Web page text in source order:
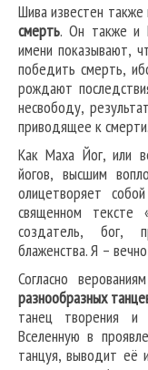
Шива известен также
смерть. Он также и
имени показывают,
победить смерть,
рождают
несвободу,
приводящее к смерти.
Как Маха Йог, или
йогов, высшим
олицетворяет
священном
создатель, бог,
блаженства. Я –
Согласно
разнообразных
танец творения и
Вселенную в
танцуя, выводит её